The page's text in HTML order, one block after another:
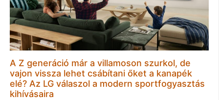
A Z generáció már a villamoson szurkol, de
vajon vissza lehet csábítani őket a kanapék
elé? Az LG válaszol a modern sportfogyasztás
kihívásaira